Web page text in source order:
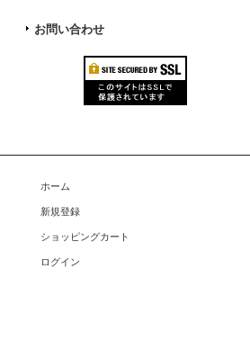
お問い合わせ
ホーム
新規登録
ショッピングカート
ログイン